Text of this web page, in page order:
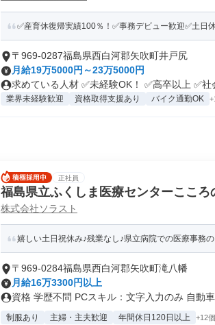
✅産育休復帰実績100％！✅事務デビュー歓迎✅土日
〒969-0287福島県西白河郡矢吹町井戸尻
月給19万5000円～23万5000円
求めている人材 ✅未経験OK！ ✅高卒以上 ✅社
業界未経験歓迎 資格取得支援あり バイク通勤OK
正社員
福島県立ふくしま医療センターここ
株式会社ソラスト
嬉しい土日祝休み♪残業なし♪県立病院での医療事務
〒969-0284福島県西白河郡矢吹町滝八幡
月給16万3300円以上
資格 学歴不問 PCスキル：文字入力のみ 自動
制服あり 主婦・主夫歓迎 年間休日120日以上 +12個